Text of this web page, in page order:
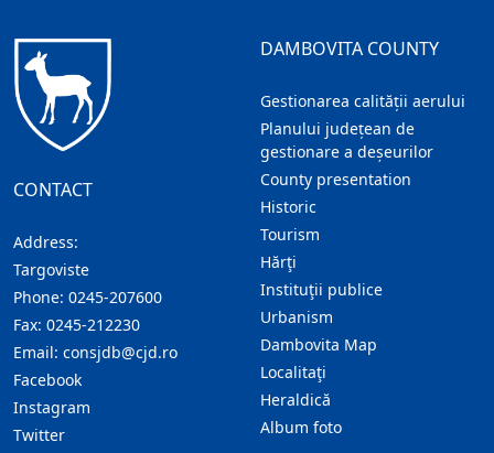
CONTACT
Address:
Targoviste
Phone: 0245-207600
Fax: 0245-212230
Email: consjdb@cjd.ro
Facebook
Instagram
Twitter
DAMBOVITA COUNTY
Gestionarea calității aerului
Planului județean de
gestionare a deșeurilor
County presentation
Historic
Tourism
Hărţi
Instituţii publice
Urbanism
Dambovita Map
Localitaţi
Heraldică
Album foto